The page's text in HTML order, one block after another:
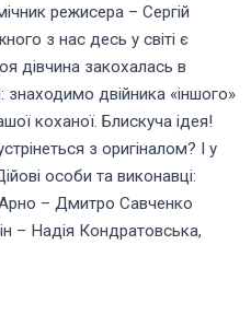
режисера – Сергій
з нас десь у світі є
дівчина закохалась в
двійника «іншого»
коханої. Блискуча ідея!
з оригіналом? І у
особи та виконавці:
– Дмитро Савченко
– Надія Кондратовська,